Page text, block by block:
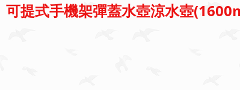
可提式手機架彈蓋水壺涼水壺